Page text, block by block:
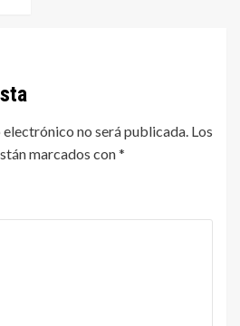
no será publicada. Los
marcados con*